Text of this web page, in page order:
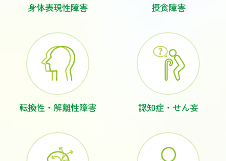
身体表現性障害 摂食障害
転換性・ 解離性障害 認知症・ せん妄